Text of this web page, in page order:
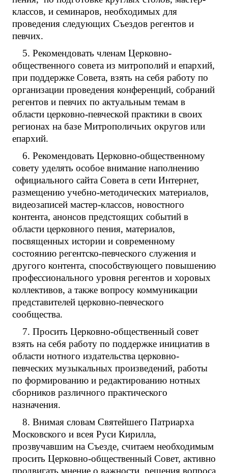
классов, и семинаров, необходимых для
проведения следующих Съездов регентов и
певчих.
5. Рекомендовать членам Церковно-
общественного совета из митрополий и епархий,
при поддержке Совета, взять на себя работу по
организации проведения конференций, собраний
регентов и певчих по актуальным темам в
области церковно-певческой практики в своих
регионах на базе Митрополичьих округов или
епархий.
6. Рекомендовать Церковно-общественному
совету уделять особое внимание наполнению
официального сайта Совета в сети Интернет,
размещению учебно-методических материалов,
видеозаписей мастер-классов, новостного
контента, анонсов предстоящих событий в
области церковного пения, материалов,
посвященных истории и современному
состоянию регентско-певческого служения и
другого контента, способствующего повышению
профессионального уровня регентов и хоровых
коллективов, а также вопросу коммуникации
представителей церковно-певческого
сообщества.
7. Просить Церковно-общественный совет
взять на себя работу по поддержке инициатив в
области нотного издательства церковно-
певческих музыкальных произведений, работы
по формированию и редактированию нотных
сборников различного практического
назначения.
8. Внимая словам Святейшего Патриарха
Московского и всея Руси Кирилла,
прозвучавшим на Съезде, считаем необходимым
просить Церковно-общественный Совет, активно
продвигать мнение о важности решения вопроса